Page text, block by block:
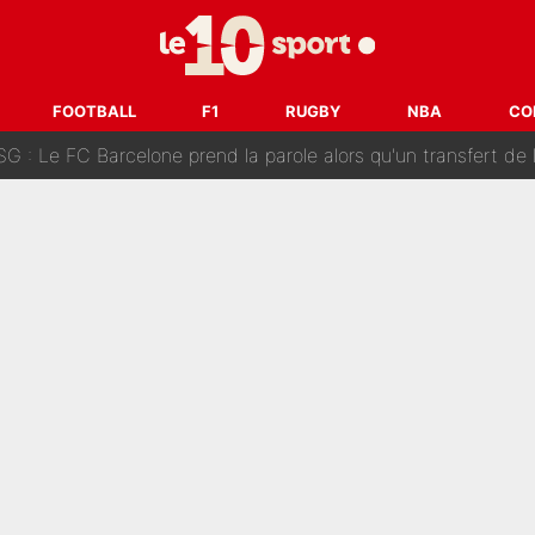
FOOTBALL F1 RUGBY NBA
du mercato : Une discussion avec l'OM pour acter son
un très gros contrat : Une marque «inattendue» va
: Le FC Barcelone prend la parole alors qu'un transfert